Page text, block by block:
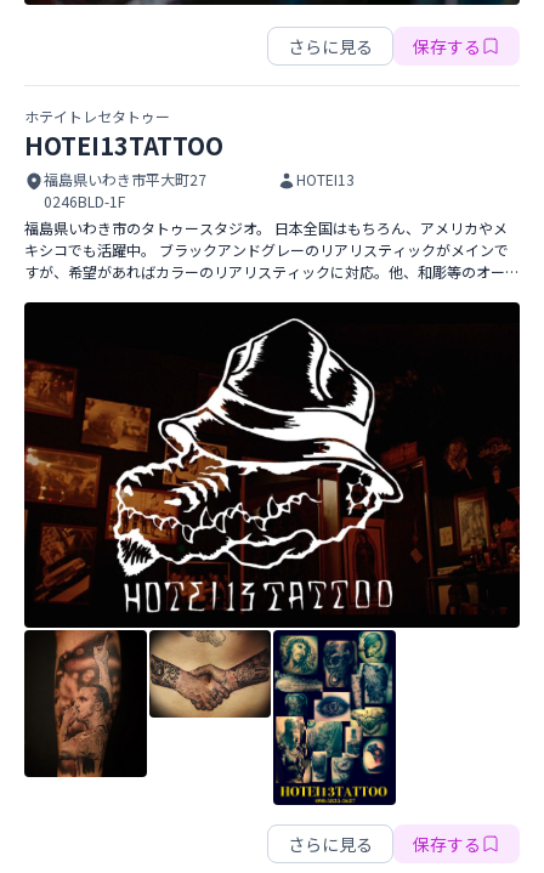
さらに見る 保存する
ホテイトレセタトゥー
HOTEI13TATTOO
福島県いわき市平大町27
0246BLD-1F
HOTEI13
福島県いわき市のタトゥースタジオ。 日本全国はもちろん、アメリカやメ
キシコでも活躍中。 ブラックアンドグレーのリアリスティックがメインで
すが、希望があればカラーのリアリスティックに対応。他、和彫等のオーダ
HOTEI13TATTOO
さらに見る 保存する